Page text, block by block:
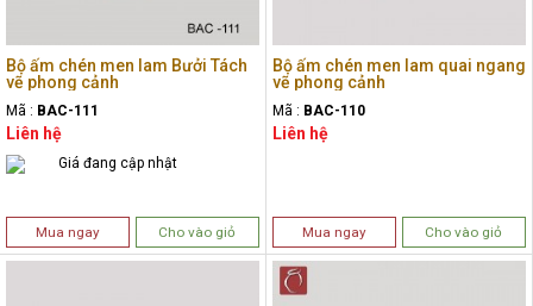
Bộ ấm chén men lam Bưởi Tách
vẽ phong cảnh
Mã : BAC-111
Liên hệ
Giá đang cập nhật
Mua ngay Cho vào giỏ
Bộ ấm chén men lam quai ngang
vẽ phong cảnh
Mã : BAC-110
Liên hệ
Mua ngay Cho vào giỏ